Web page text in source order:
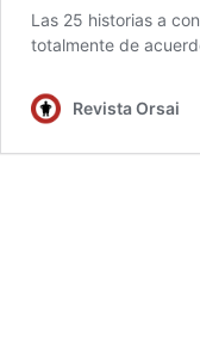
Las 25 historias a
totalmente de
Revista Orsai